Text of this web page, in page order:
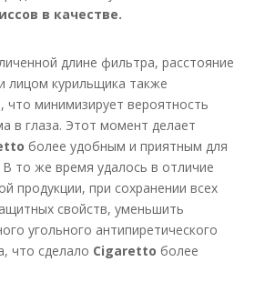
в качестве.
длине фильтра, расстояние
курильщика также
что минимизирует вероятность
в глаза. Этот момент делает
более удобным и приятным для
то же время удалось в отличие
продукции, при сохранении всех
свойств, уменьшить
угольного антипиретического
что сделало Cigaretto более